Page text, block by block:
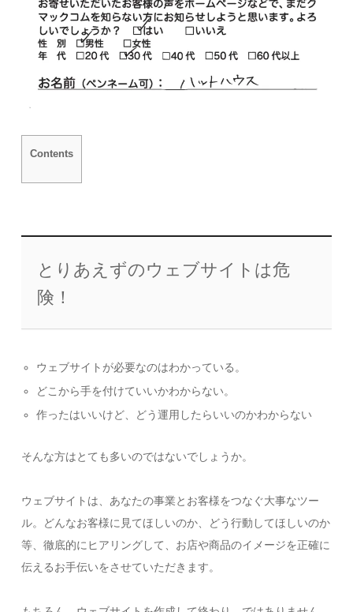
Contents
とりあえずのウェブサイトは危
険！
ウェブサイトが必要なのはわかっている。
どこから手を付けていいかわからない。
作ったはいいけど、どう運用したらいいのかわからない
そんな方はとても多いのではないでしょうか。
ウェブサイトは、あなたの事業とお客様をつなぐ大事なツー
ル。どんなお客様に見てほしいのか、どう行動してほしいのか
等、徹底的にヒアリングして、お店や商品のイメージを正確に
伝えるお手伝いをさせていただきます。